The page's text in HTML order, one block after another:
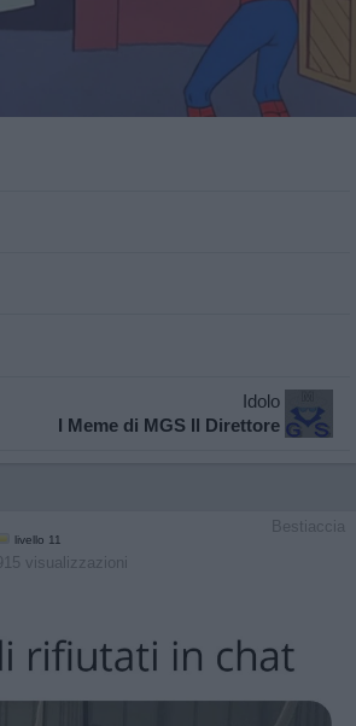
Idolo
I Meme di MGS Il Direttore
Bestiaccia
livello 11
visualizzazioni